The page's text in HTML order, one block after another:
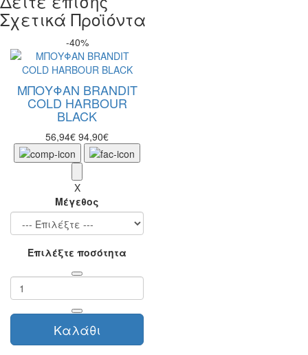
Σχετικά Προϊόντα
-40%
ΜΠΟΥΦΑΝ BRANDIT
COLD HARBOUR
BLACK
56,94€ 94,90€
X
Μέγεθος
Επιλέξτε ποσότητα
Καλάθι